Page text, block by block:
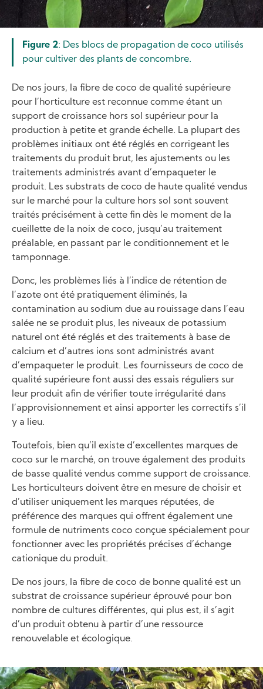
Figure 2: Des blocs de propagation de coco utilisés
pour cultiver des plants de concombre.
De nos jours, la fibre de coco de qualité supérieure
pour l’horticulture est reconnue comme étant un
support de croissance hors sol supérieur pour la
production à petite et grande échelle. La plupart des
problèmes initiaux ont été réglés en corrigeant les
traitements du produit brut, les ajustements ou les
traitements administrés avant d’empaqueter le
produit. Les substrats de coco de haute qualité vendus
sur le marché pour la culture hors sol sont souvent
traités précisément à cette fin dès le moment de la
cueillette de la noix de coco, jusqu’au traitement
préalable, en passant par le conditionnement et le
tamponnage.
Donc, les problèmes liés à l’indice de rétention de
l’azote ont été pratiquement éliminés, la
contamination au sodium due au rouissage dans l’eau
salée ne se produit plus, les niveaux de potassium
naturel ont été réglés et des traitements à base de
calcium et d’autres ions sont administrés avant
d’empaqueter le produit. Les fournisseurs de coco de
qualité supérieure font aussi des essais réguliers sur
leur produit afin de vérifier toute irrégularité dans
l’approvisionnement et ainsi apporter les correctifs s’il
y a lieu.
Toutefois, bien qu’il existe d’excellentes marques de
coco sur le marché, on trouve également des produits
de basse qualité vendus comme support de croissance.
Les horticulteurs doivent être en mesure de choisir et
d’utiliser uniquement les marques réputées, de
préférence des marques qui offrent également une
formule de nutriments coco conçue spécialement pour
fonctionner avec les propriétés précises d’échange
cationique du produit.
De nos jours, la fibre de coco de bonne qualité est un
substrat de croissance supérieur éprouvé pour bon
nombre de cultures différentes, qui plus est, il s’agit
d’un produit obtenu à partir d’une ressource
renouvelable et écologique.
Image